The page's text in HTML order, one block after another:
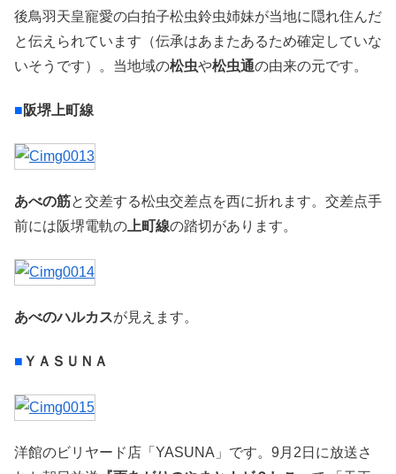
後鳥羽天皇寵愛の白拍子松虫鈴虫姉妹が当地に隠れ住んだ
と伝えられています（伝承はあまたあるため確定していな
いそうです）。当地域の松虫や松虫通の由来の元です。
■阪堺上町線
あべの筋と交差する松虫交差点を西に折れます。交差点手
前には阪堺電軌の 上町線の踏切があります。
あべのハルカスが見えます。
■ ＹＡＳＵＮＡ
洋館のビリヤード店「YASUNA」です。9月2日に放送さ